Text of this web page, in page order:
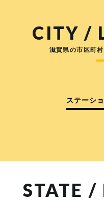
CITY /
滋賀県の市区町
ステーシ
STATE /